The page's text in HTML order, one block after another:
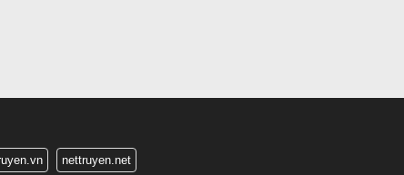
nettruyen.net